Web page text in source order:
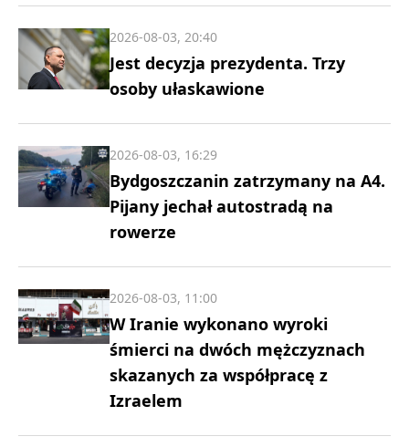
Jest decyzja prezydenta. Trzy
osoby ułaskawione
2026-08-03, 20:40
Bydgoszczanin zatrzymany na A4.
Pijany jechał autostradą na
rowerze
2026-08-03, 16:29
W Iranie wykonano wyroki
śmierci na dwóch mężczyznach
skazanych za współpracę z
Izraelem
2026-08-03, 11:00